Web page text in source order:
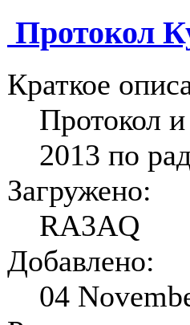
Протокол
Краткое
Протокол
2013 по
Загружено:
RA3AQ
Добавлено:
04